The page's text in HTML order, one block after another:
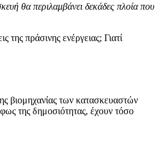
θα περιλαμβάνει δεκάδες πλοία που
της πράσινης ενέργειας; Γιατί
βιομηχανίας των κατασκευαστών
της δημοσιότητας, έχουν τόσο